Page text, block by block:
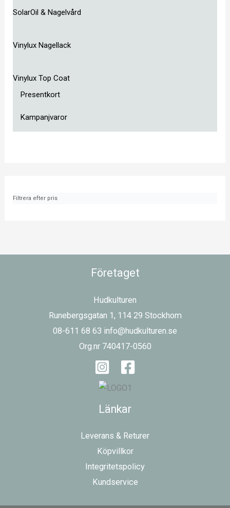
SolarOil & Nagelvård
Vinylux Nagellack
Vinylux Top Coat
Presentkort
Kampanjvaror
Filtrera efter pris
Företaget
Hudkulturen
Runebergsgatan 1, 114 29 Stockhom
08-611 68 63 info@hudkulturen.se
Org.nr 740417-0560
Länkar
Leverans & Returer
Köpvillkor
Integritetspolicy
Kundservice